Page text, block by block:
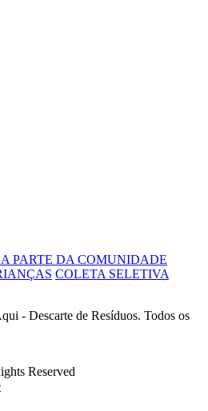
PARTE DA COMUNIDADE
COLETA SELETIVA
- Descarte de Resíduos. Todos os
Reserved